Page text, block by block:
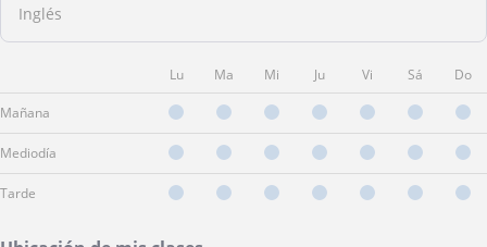
Inglés
Lu Ma Mi Ju Vi Sá Do
Mañana
Mediodía
Tarde